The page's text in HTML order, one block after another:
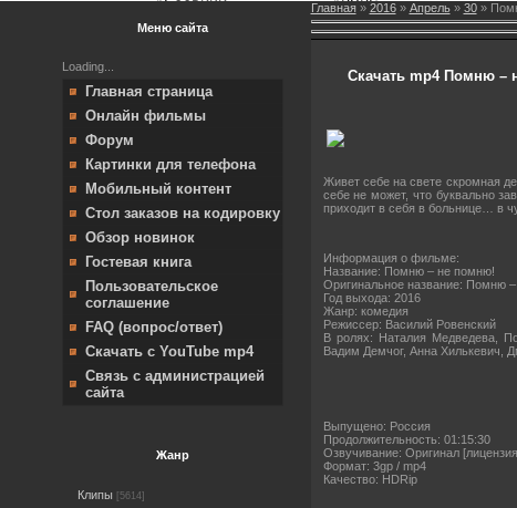
Меню сайта
Loading...
Главная страница
Онлайн фильмы
Форум
Картинки для телефона
Мобильный контент
Стол заказов на кодировку
Обзор новинок
Гостевая книга
Пользовательское
соглашение
FAQ (вопрос/ответ)
Скачать с YouTube mp4
Связь с администрацией
сайта
Жанр
Клипы [5614]
Главная» 2016 » Апрель » 30»
Скачать mp4 Помню –
Живет себе на свете скромная
себе не может, что буквально
приходит в себя в больнице… в
Информация о фильме:
Название: Помню – не помню!
Оригинальное название: Помню
Год выхода: 2016
Жанр: комедия
Режиссер: Василий Ровенский
В ролях: Наталия Медведева,
Вадим Демчог, Анна Хилькевич,
Выпущено: Россия
Продолжительность: 01:15:30
Озвучивание: Оригинал
Формат: 3gp / mp4
Качество: HDRip